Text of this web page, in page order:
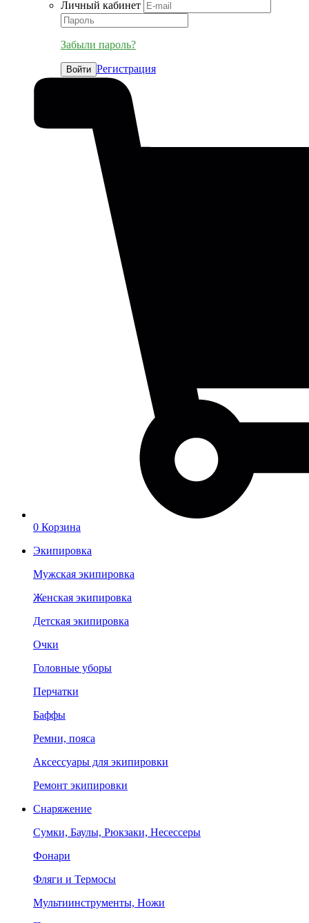
Личный кабинет
Забыли пароль?
Войти Регистрация
0 Корзина
Экипировка
Мужская экипировка
Женская экипировка
Детская экипировка
Очки
Головные уборы
Перчатки
Баффы
Ремни, пояса
Аксессуары для экипировки
Ремонт экипировки
Снаряжение
Сумки, Баулы, Рюкзаки, Несессеры
Фонари
Фляги и Термосы
Мультиинструменты, Ножи